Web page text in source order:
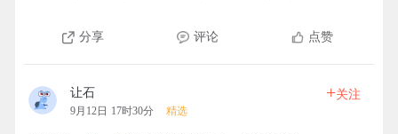
分享 评论 点赞
让石
9月12日 17时30分 精选
+关注